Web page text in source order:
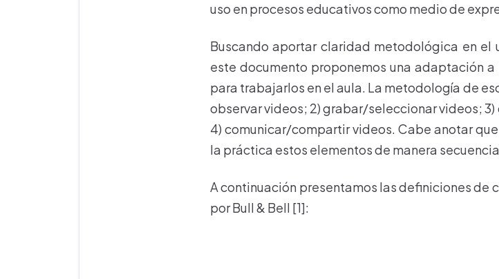
uso en procesos educativos como medio de
Buscando aportar claridad metodológica en
este documento proponemos una adaptación
para trabajarlos en el aula. La metodología de
observar videos; 2) grabar/seleccionar videos;
4) comunicar/compartir videos. Cabe anotar
la práctica estos elementos de manera
A continuación presentamos las definiciones de
por Bull & Bell [1]: